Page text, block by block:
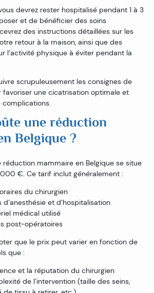
devrez rester hospitalisé pendant 1 à 3
et de bénéficier des soins
des instructions détaillées sur les
retour à la maison, ainsi que des
l’activité physique à éviter pendant la
scrupuleusement les consignes de
favoriser une cicatrisation optimale et
complications.
une réduction
Belgique ?
réduction mammaire en Belgique se situe
€. Ce tarif inclut généralement :
du chirurgien
d’anesthésie et d’hospitalisation
médical utilisé
post-opératoires
que le prix peut varier en fonction de
que :
et la réputation du chirurgien
de l’intervention (taille des seins,